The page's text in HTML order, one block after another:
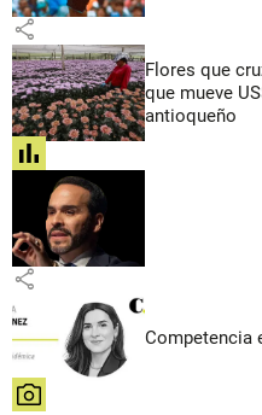
share
Flores que
que mueve
antioqueño
share
share
Competencia
share